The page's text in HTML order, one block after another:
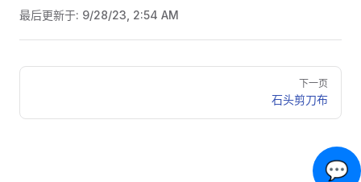
最后更新于: 9/28/23, 2:54 AM
Pager
下一页
石头剪刀布
💬